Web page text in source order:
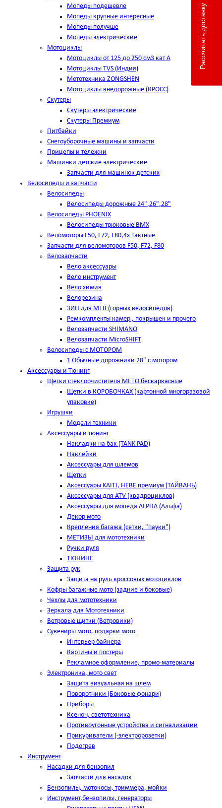
Мопеды подешевле
Мопеды крупные интересные
Мопеды получше
Мопеды электрические
Мотоциклы
Мотоциклы от 125 до 250 см3 кат А
Мотоциклы TVS (Индия)
Мототехника ZONGSHEN
Мотоциклы внедорожные (КРОСС)
Скутеры
Скутеры электрические
Скутеры Премиум
Питбайки
Снегоуборочные машины и запчасти
Прицепы и тележки
Машинки детские электрические
Запчасти для машинок детских
Велосипеды и запчасти
Велосипеды
Велосипеды дорожные 24",26",28"
Велосипеды PHOENIX
Велосипеды трюковые BMX
Веломоторы F50, F72, F80,4х Тактные
Запчасти для веломоторов F50, F72, F80
Велозапчасти
Вело аксессуары
Вело инструмент
Вело химия
Велорезина
ЗИП для MTB (горных велосипедов)
Ремкомплекты камер , покрышек и прочего
Велозапчасти SHIMANO
Велозапчасти MicroSHIFT
Велосипеды с МОТОРОМ
1 Обычные дорожники 28" с мотором
Аксессуары и Тюнинг
Щетки стеклоочистителя METO бескаркасные
Щетки в КОРОБОЧКАХ (картонной многоразовой
упаковке)
Игрушки
Модели техники
Аксессуары и тюнинг
Накладки на бак (TANK PAD)
Наклейки
Аксессуары для шлемов
Щетки
Аксессуары KAITI, HEBE премиум (ТАЙВАНЬ)
Аксессуары для ATV (квадроциклов)
Аксессуары для мопеда ALPHA (Альфа)
Декор мото
Крепления багажа (сетки, "пауки")
МЕТИЗЫ для мототехники
Ручки руля
ТЮНИНГ
Защита рук
Защита на руль кроссовых мотоциклов
Кофры багажные мото (задние и боковые)
Чехлы для мототехники
Зеркала для Мототехники
Ветровые щитки (Ветровики)
Сувениры мото, подарки мото
Интерьер байкера
Картины и постеры
Рекламное оформление, промо-материалы
Электроника, мото свет
Защита визуальная на шлем
Поворотники (Боковые фонари)
Приборы
Ксенон, светотехника
Противоугонные устройства и сигнализации
Прикуриватели (-электророзетки)
Подогрев
Инструмент
Насадки для бензопил
Запчасти для насадок
Бензопилы, мотокосы, триммера, мойки
Инструмент,бензопилы, генераторы
Рассчитать доставку